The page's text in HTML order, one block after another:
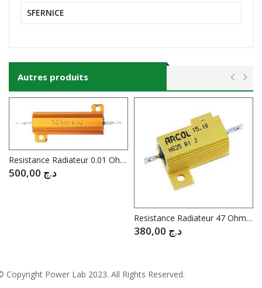
SFERNICE
Autres produits
Resistance Radiateur 0.01 Ohm 50W
د.ج
Resistance Radiateur 47 Ohm 25W
د.ج
Copyright Power Lab 2023. All Rights Reserved.